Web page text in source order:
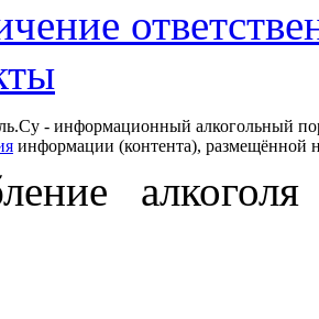
- информационный алкогольный
информации (контента), размещённой